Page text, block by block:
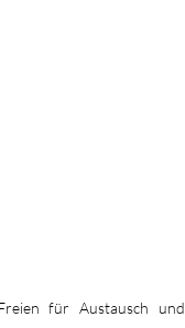
für Austausch und